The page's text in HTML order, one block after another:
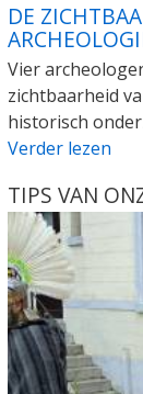
DE
Vier
zichtbaarheid
historisch
Verder lezen
TIPS VAN